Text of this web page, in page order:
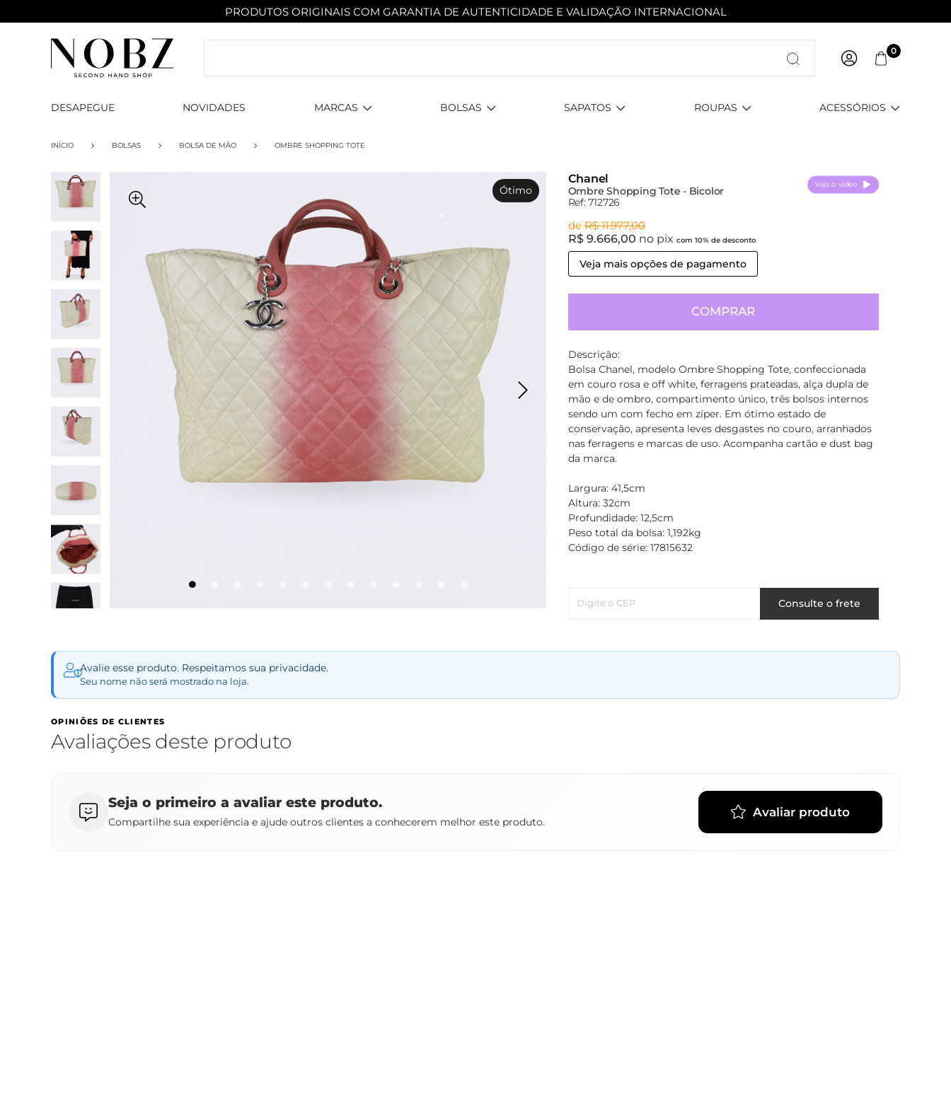
Entre com email ou cpf/cnpj
PRODUTOS ORIGINAIS COM GARANTIA DE AUTENTICIDADE E VALIDAÇÃO INTERNACIONAL
0
DESAPEGUE NOVIDADES MARCAS BOLSAS SAPATOS ROUPAS ACESSÓRIOS
INÍCIO BOLSAS BOLSA DE MÃO OMBRE SHOPPING TOTE
Ótimo
Chanel
Ombre Shopping Tote - Bicolor
Ref: 712726
Veja o vídeo
deR$ 11.977,00
R$ 9.666,00 no pix com 10% de desconto
Veja mais opções de pagamento
COMPRAR
Descrição:
Bolsa Chanel, modelo Ombre Shopping Tote, confeccionada
em couro rosa e off white, ferragens prateadas, alça dupla de
mão e de ombro, compartimento único, três bolsos internos
sendo um com fecho em zíper. Em ótimo estado de
conservação, apresenta leves desgastes no couro, arranhados
nas ferragens e marcas de uso. Acompanha cartão e dust bag
da marca.
Largura: 41,5cm
Altura: 32cm
Profundidade: 12,5cm
Peso total da bolsa: 1,192kg
Código de série: 17815632
Digite o CEP Consulte o frete
Avalie esse produto. Respeitamos sua privacidade.
Seu nome não será mostrado na loja.
OPINIÕES DE CLIENTES
Avaliações deste produto
Seja o primeiro a avaliar este produto.
Compartilhe sua experiência e ajude outros clientes a conhecerem melhor este produto.
Avaliar produto